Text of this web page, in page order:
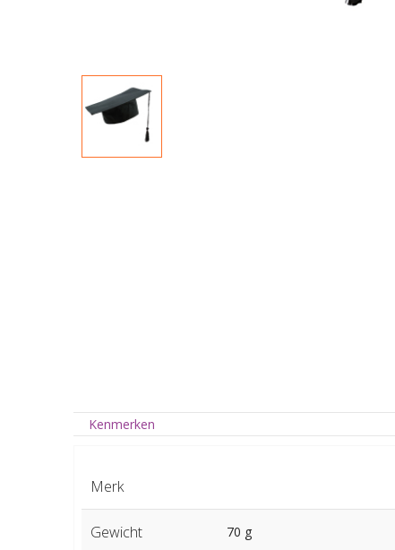
Kenmerken
Merk
Gewicht 70 g